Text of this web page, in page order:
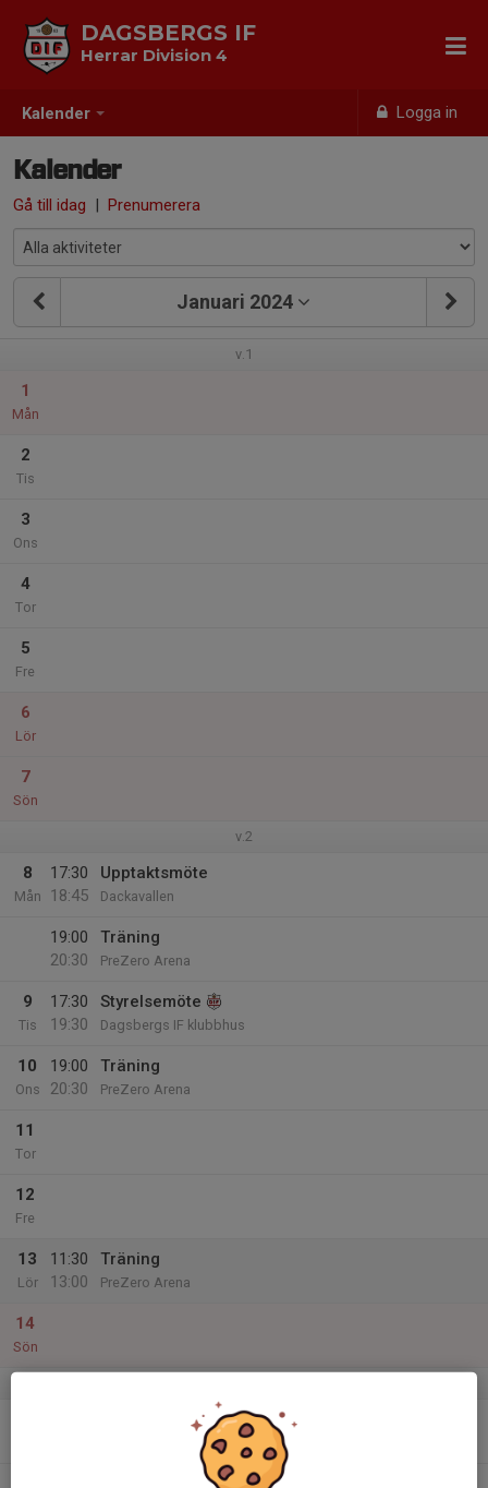
Kalender Logga in
DAGSBERGS IF
Herrar Division 4
Kalender
Gå till idag | Prenumerera
Januari 2024
v.1
1
Mån
2
Tis
3
Ons
4
Tor
5
Fre
6
Lör
7
Sön
v.2
8
Mån
17:30
18:45
Upptaktsmöte
Dackavallen
19:00
20:30
Träning
PreZero Arena
9
Tis
17:30
19:30
Styrelsemöte
Dagsbergs IF klubbhus
10
Ons
19:00
20:30
Träning
PreZero Arena
11
Tor
12
Fre
13
Lör
11:30
13:00
Träning
PreZero Arena
14
Sön